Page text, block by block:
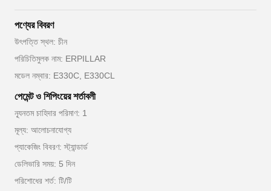
পণ্যের বিবরণ
উৎপত্তি স্থল: চীন
পরিচিতিমুলক নাম: ERPILLAR
মডেল নম্বার: E330C, E330CL
পেমেন্ট ও শিপিংয়ের শর্তাবলী
ন্যূনতম চাহিদার পরিমাণ: 1
মূল্য: আলোচনাযোগ্য
প্যাকেজিং বিবরণ: স্ট্যান্ডার্ড
ডেলিভারি সময়: 5 দিন
পরিশোধের শর্ত: টি/টি